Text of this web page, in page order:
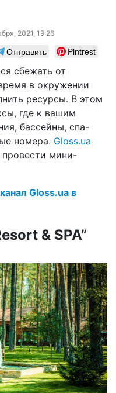
2021, 19:26
Отправить
Pintrest
сбежать от
в окружении
ресурсы. В этом
где к вашим
бассейны, спа-
номера. Gloss.ua
провести мини-
канал Gloss.ua в
& SPA”